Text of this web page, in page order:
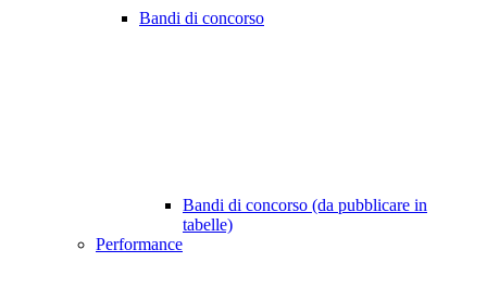
Bandi di concorso
Bandi di concorso (da pubblicare in
tabelle)
Performance